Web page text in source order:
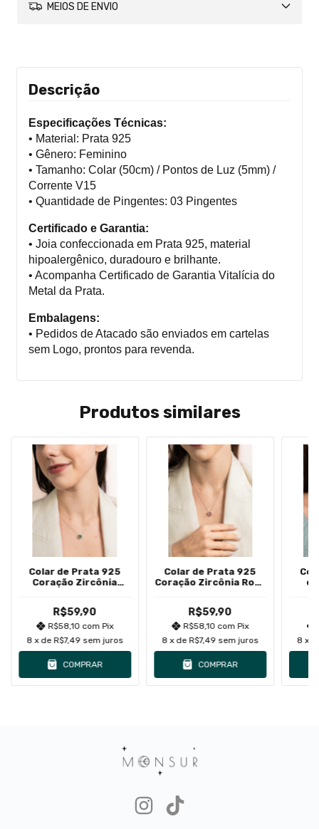
MEIOS DE ENVIO
Descrição
Especificações Técnicas:
• Material: Prata 925
• Gênero: Feminino
• Tamanho: Colar (50cm) / Pontos de Luz (5mm) /
Corrente V15
• Quantidade de Pingentes: 03 Pingentes
Certificado e Garantia:
• Joia confeccionada em Prata 925, material
hipoalergênico, duradouro e brilhante.
• Acompanha Certificado de Garantia Vitalícia do
Metal da Prata.
Embalagens:
• Pedidos de Atacado são enviados em cartelas
sem Logo, prontos para revenda.
Produtos similares
Colar de Prata 925
Coração Zircônia
R$59,90
R$58,10 com Pix
8 x deR$7,49 sem juros
COMPRAR
Colar de Prata 925
Coração Zircônia Rosa
R$59,90
R$58,10 com Pix
8 x deR$7,49 sem juros
COMPRAR
8 x